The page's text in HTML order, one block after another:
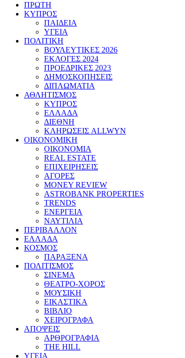
ΠΡΩΤΗ
ΚΥΠΡΟΣ
ΠΑΙΔΕΙΑ
ΥΓΕΙΑ
ΠΟΛΙΤΙΚΗ
ΒΟΥΛΕΥΤΙΚΕΣ 2026
ΕΚΛΟΓΕΣ 2024
ΠΡΟΕΔΡΙΚΕΣ 2023
ΔΗΜΟΣΚΟΠΗΣΕΙΣ
ΔΙΠΛΩΜΑΤΙΑ
ΑΘΛΗΤΙΣΜΟΣ
ΚΥΠΡΟΣ
ΕΛΛΑΔΑ
ΔΙΕΘΝΗ
ΚΛΗΡΩΣΕΙΣ ALLWYN
ΟΙΚΟΝΟΜΙΚΗ
ΟΙΚΟΝΟΜΙΑ
REAL ESTATE
ΕΠΙΧΕΙΡΗΣΕΙΣ
ΑΓΟΡΕΣ
MONEY REVIEW
ASTROBANK PROPERTIES
TRENDS
ΕΝΕΡΓΕΙΑ
ΝΑΥΤΙΛΙΑ
ΠΕΡΙΒΑΛΛΟΝ
ΕΛΛΑΔΑ
ΚΟΣΜΟΣ
ΠΑΡΑΞΕΝΑ
ΠΟΛΙΤΙΣΜΟΣ
ΣΙΝΕΜΑ
ΘΕΑΤΡΟ-ΧΟΡΟΣ
ΜΟΥΣΙΚΗ
ΕΙΚΑΣΤΙΚΑ
ΒΙΒΛΙΟ
ΧΕΙΡΟΓΡΑΦΑ
ΑΠΟΨΕΙΣ
ΑΡΘΡΟΓΡΑΦΙΑ
THE HILL
ΥΓΕΙΑ